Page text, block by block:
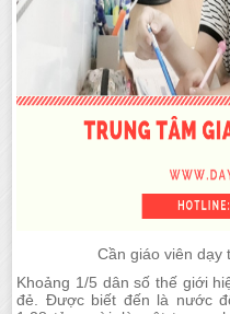
Cần giáo viên dạy
Khoảng 1/5 dân số thế giới
đẻ. Được biết đến là nước